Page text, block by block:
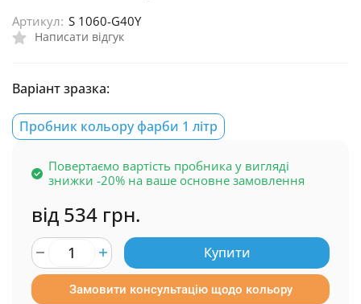
Написати відгук
Артикул: S 1060-G40Y
Варіант зразка:
Пробник кольору фарби 1 літр
Повертаємо вартість пробника у вигляді
знижки -20% на ваше основне замовлення
від 534 грн.
Купити
Замовити консультацію щодо кольору